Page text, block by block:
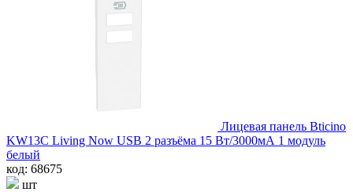
Лицевая панель Bticino
KW13C Living Now USB 2 разъёма 15 Вт/3000мА 1 модуль
белый
код: 68675
шт